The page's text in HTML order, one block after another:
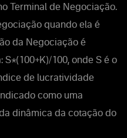
Terminal de Negociação.
quando ela é
da Negociação é
100, onde S é o
de lucratividade
como uma
dinâmica da cotação do